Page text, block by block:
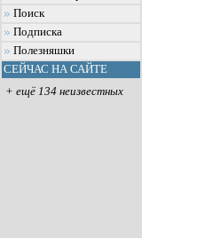
Поиск
Подписка
Полезняшки
СЕЙЧАС НА САЙТЕ
+ ещё 134 неизвестных